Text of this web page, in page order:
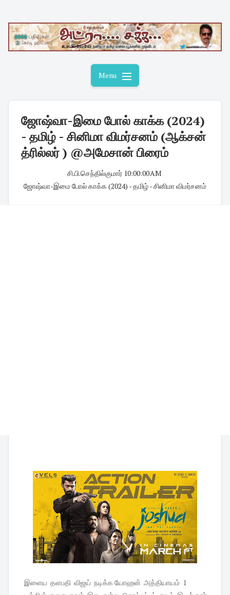
content
Menu
ஜோஷ்வா-இமை போல் காக்க (2024)
- தமிழ் - சினிமா விமர்சனம் (ஆக்சன்
த்ரில்லர் ) @அமேசான் பிரைம்
சி.பி.செந்தில்குமார்· 10:00:00 AM
ஜோஷ்வா-இமை போல் காக்க (2024) - தமிழ் - சினிமா விமர்சனம்
இளைய தளபதி விஜய் நடிக்க யோஹன் அத்தியாயம் 1